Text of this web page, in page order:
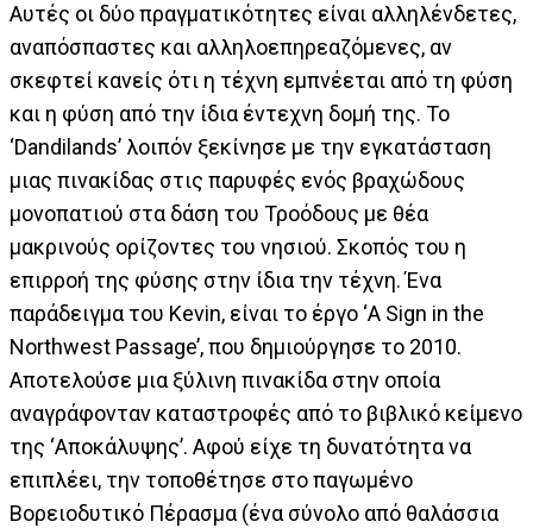
Αυτές οι δύο πραγματικότητες είναι αλληλένδετες,
αναπόσπαστες και αλληλοεπηρεαζόμενες, αν
σκεφτεί κανείς ότι η τέχνη εμπνέεται από τη φύση
και η φύση από την ίδια έντεχνη δομή της. Το
‘Dandilands’ λοιπόν ξεκίνησε µε την εγκατάσταση
μιας πινακίδας στις παρυφές ενός βραχώδους
μονοπατιού στα δάση του Τροόδους µε θέα
µακρινούς ορίζοντες του νησιού. Σκοπός του η
επιρροή της φύσης στην ίδια την τέχνη. Ένα
παράδειγμα του Kevin, είναι το έργο ‘A Sign in the
Northwest Passage’, που δημιούργησε το 2010.
Αποτελούσε µια ξύλινη πινακίδα στην οποία
αναγράφονταν καταστροφές από το βιβλικό κείμενο
της ‘Αποκάλυψης’. Αφού είχε τη δυνατότητα να
επιπλέει, την τοποθέτησε στο παγωμένο
Βορειοδυτικό Πέρασμα (ένα σύνολο από θαλάσσια